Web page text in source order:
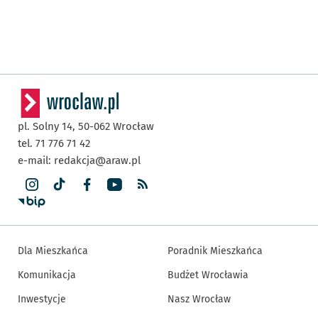
pl. Solny 14, 50-062 Wrocław
tel. 71 776 71 42
e-mail: redakcja@araw.pl
Dla Mieszkańca
Komunikacja
Inwestycje
Poradnik Mieszkańca
Budżet Wrocławia
Nasz Wrocław